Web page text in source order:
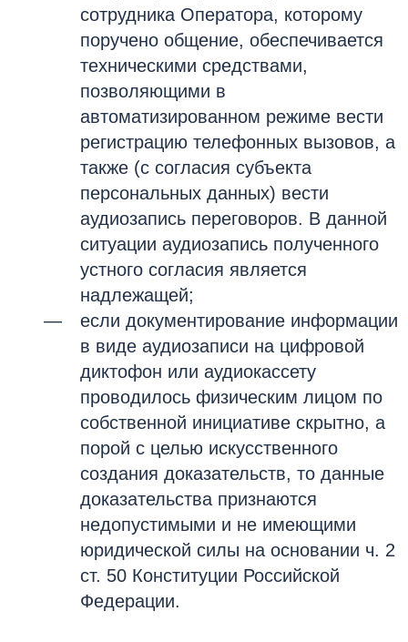
сотрудника Оператора, которому
поручено общение, обеспечивается
техническими средствами,
позволяющими в
автоматизированном режиме вести
регистрацию телефонных вызовов, а
также (с согласия субъекта
персональных данных) вести
аудиозапись переговоров. В данной
ситуации аудиозапись полученного
устного согласия является
надлежащей;
если документирование информации
в виде аудиозаписи на цифровой
диктофон или аудиокассету
проводилось физическим лицом по
собственной инициативе скрытно, а
порой с целью искусственного
создания доказательств, то данные
доказательства признаются
недопустимыми и не имеющими
юридической силы на основании ч. 2
ст. 50 Конституции Российской
Федерации.